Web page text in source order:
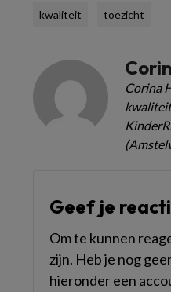
kwaliteit toezicht
Corina
Geef je
Om te kunnen
zijn. Heb je nog
hieronder een